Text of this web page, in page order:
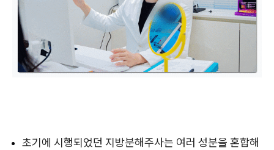
초기에 시행되었던 지방분해주사는 여러 성분을 혼합해